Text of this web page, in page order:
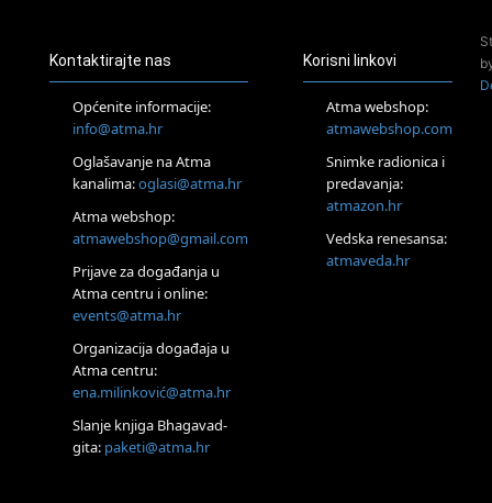
Tečaj Višeg Vodstva, razvijanja intuicije i Akaša zapisa
26.08.
Postanite Nositelj Vibracije Nove Zemlje
Visoko
Alemka Dauskardt – Jednodnevna radionica sistemskih
Zagreb
HOD PO ŽERAVICI – Seminar koji mijenja tijelo, duh i um
SoulFest – Festival glazbe, mudrosti i zajedništva
Radoboj
Noćna šumska kupka
Zagreb
Zagreb
Kontaktirajte nas
Općenite informacije:
info@atma.hr
Oglašavanje na Atma
kanalima:oglasi@atma.hr
Atma webshop:
atmawebshop@gmail.com
Prijave za događanja u
Atma centru i online:
events@atma.hr
Organizacija događaja u
Atma centru:
ena.milinković@atma.hr
Slanje knjiga Bhagavad-
gita: paketi@atma.hr
Korisni linkovi
Atma webshop:
atmawebshop.com
Snimke radionica i
predavanja:
atmazon.hr
Vedska renesansa:
atmaveda.hr